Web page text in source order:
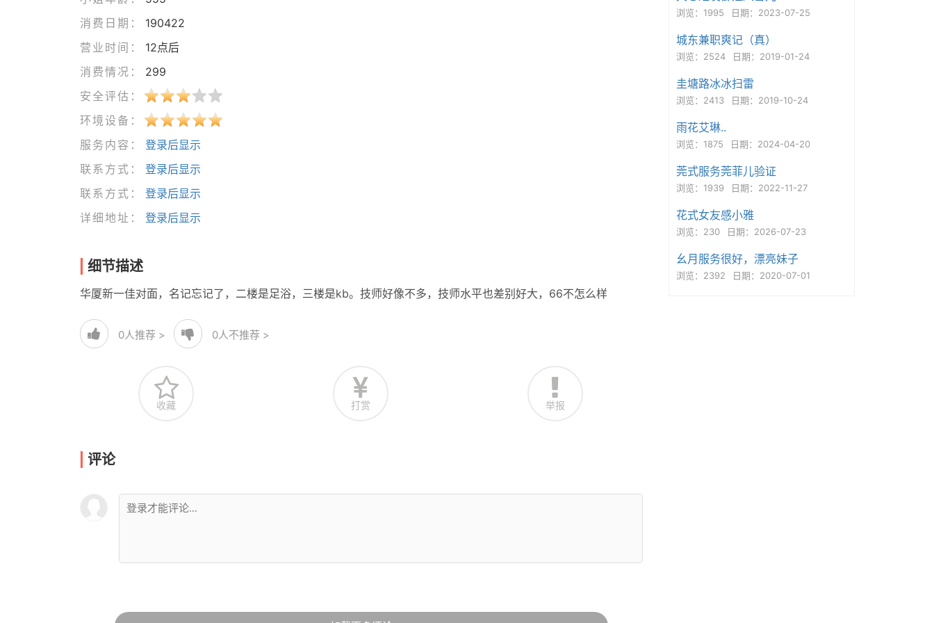
消费日期：
190422
营业时间：
12点后
消费情况：
299
安全评估：
环境设备：
服务内容：
登录后显示
联系方式：
登录后显示
联系方式：
登录后显示
详细地址：
登录后显示
细节描述
华厦新一佳对面，名记忘记了，二楼是足浴，三楼是kb。技师好像不多，技师水平也差别好大，66不怎么样
0人推荐 > 0人不推荐 >
收藏 打赏 举报
评论
浏览：1995 日期：2023-07-25
城东兼职爽记（真）
浏览：2524 日期：2019-01-24
圭塘路冰冰扫雷
浏览：2413 日期：2019-10-24
雨花艾琳..
浏览：1875 日期：2024-04-20
莞式服务莞菲儿验证
浏览：1939 日期：2022-11-27
花式女友感小雅
浏览：230 日期：2026-07-23
幺月服务很好，漂亮妹子
浏览：2392 日期：2020-07-01